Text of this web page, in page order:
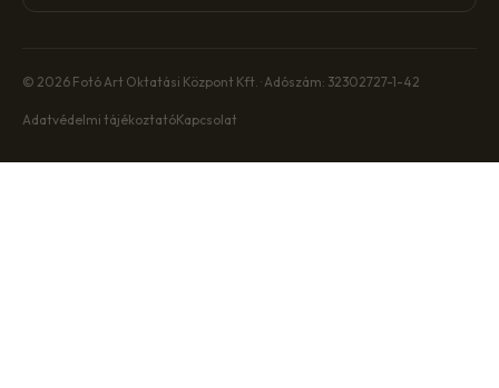
© 2026 Fotó Art Oktatási Központ Kft. · Adószám: 32302727-1-42
Adatvédelmi tájékoztatóKapcsolat